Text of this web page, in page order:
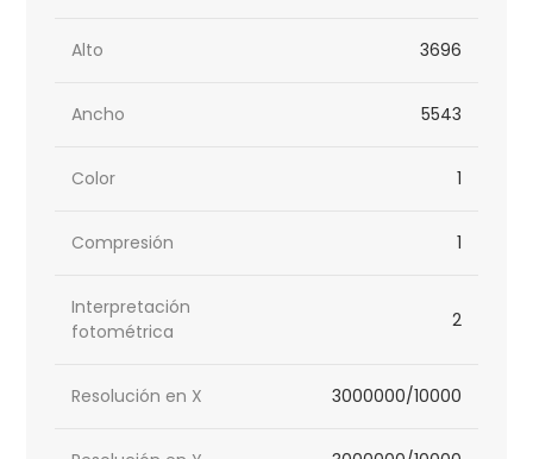
Alto 3696
Ancho 5543
Color 1
Compresión 1
Interpretación
fotométrica
2
Resolución en X 3000000/10000